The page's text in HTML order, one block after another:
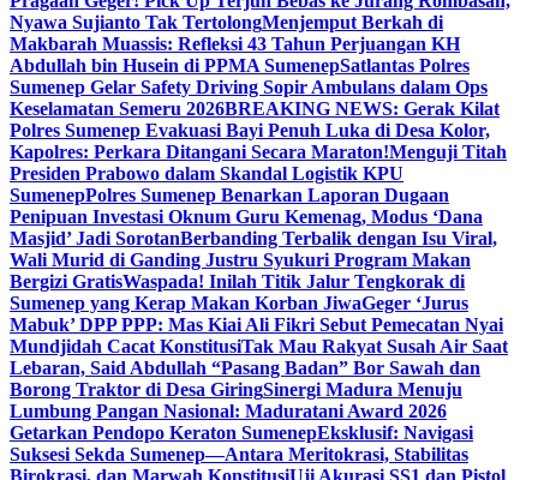
Nyawa Sujianto Tak TertolongMenjemput Berkah di
Makbarah Muassis: Refleksi 43 Tahun Perjuangan KH
Abdullah bin Husein di PPMA SumenepSatlantas Polres
Sumenep Gelar Safety Driving Sopir Ambulans dalam Ops
Keselamatan Semeru 2026BREAKING NEWS: Gerak Kilat
Polres Sumenep Evakuasi Bayi Penuh Luka di Desa Kolor,
Kapolres: Perkara Ditangani Secara Maraton!Menguji Titah
Presiden Prabowo dalam Skandal Logistik KPU
SumenepPolres Sumenep Benarkan Laporan Dugaan
Penipuan Investasi Oknum Guru Kemenag, Modus ‘Dana
Masjid’ Jadi SorotanBerbanding Terbalik dengan Isu Viral,
Wali Murid di Ganding Justru Syukuri Program Makan
Bergizi GratisWaspada! Inilah Titik Jalur Tengkorak di
Sumenep yang Kerap Makan Korban JiwaGeger ‘Jurus
Mabuk’ DPP PPP: Mas Kiai Ali Fikri Sebut Pemecatan Nyai
Mundjidah Cacat KonstitusiTak Mau Rakyat Susah Air Saat
Lebaran, Said Abdullah “Pasang Badan” Bor Sawah dan
Borong Traktor di Desa GiringSinergi Madura Menuju
Lumbung Pangan Nasional: Maduratani Award 2026
Getarkan Pendopo Keraton SumenepEksklusif: Navigasi
Suksesi Sekda Sumenep—Antara Meritokrasi, Stabilitas
Birokrasi, dan Marwah KonstitusiUji Akurasi SS1 dan Pistol